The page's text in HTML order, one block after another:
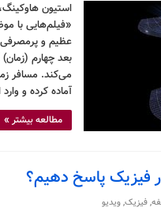
استیون
«فیلم‌هایی با
عظیم و
بعد چهارم
می‌کند. مسافر
آماده کرده و
مطالعه بیشتر »
فیزیک پاسخ دهیم؟
,فیزیک,ویدیو